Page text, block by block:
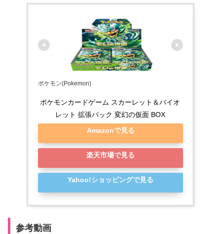
ポケモン(Pokemon)
ポケモンカードゲーム スカーレット＆バイオ
レット 拡張パック 変幻の仮面 BOX
Amazonで見る
楽天市場で見る
Yahoo!ショッピングで見る
参考動画